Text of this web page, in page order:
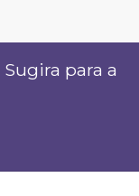
Sugira para a